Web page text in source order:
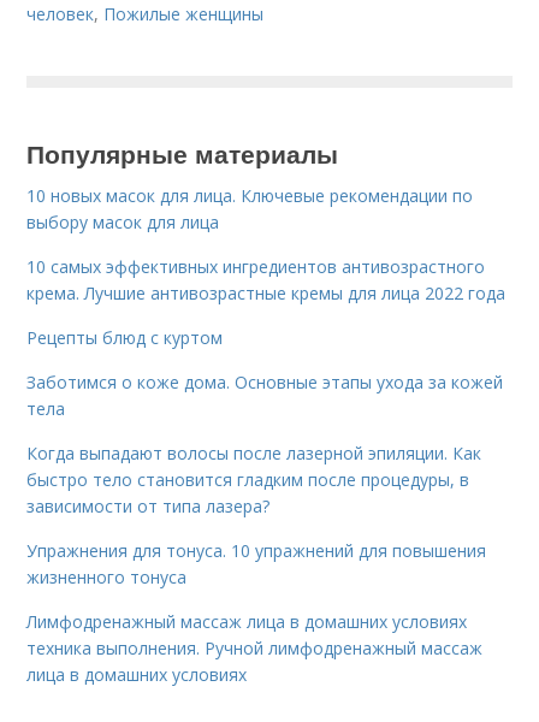
человек, Пожилые женщины
Популярные материалы
10 новых масок для лица. Ключевые рекомендации по
выбору масок для лица
10 самых эффективных ингредиентов антивозрастного
крема. Лучшие антивозрастные кремы для лица 2022 года
Рецепты блюд с куртом
Заботимся о коже дома. Основные этапы ухода за кожей
тела
Когда выпадают волосы после лазерной эпиляции. Как
быстро тело становится гладким после процедуры, в
зависимости от типа лазера?
Упражнения для тонуса. 10 упражнений для повышения
жизненного тонуса
Лимфодренажный массаж лица в домашних условиях
техника выполнения. Ручной лимфодренажный массаж
лица в домашних условиях